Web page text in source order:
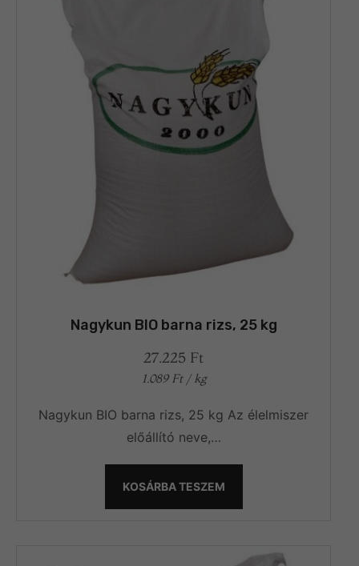
Nagykun BIO barna rizs, 25 kg
27.225 Ft
1.089 Ft / kg
Nagykun BIO barna rizs, 25 kg Az élelmiszer
előállító neve,…
KOSÁRBA TESZEM